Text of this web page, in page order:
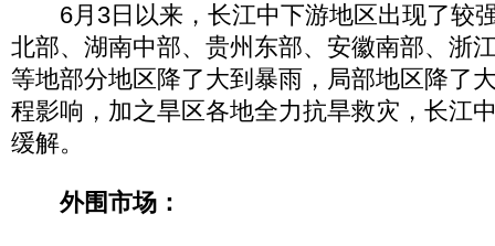
6月3日以来，长江中下游地区出现了较
北部、湖南中部、贵州东部、安徽南部、浙
等地部分地区降了大到暴雨，局部地区降了
程影响，加之旱区各地全力抗旱救灾，长江
缓解。
外围市场：